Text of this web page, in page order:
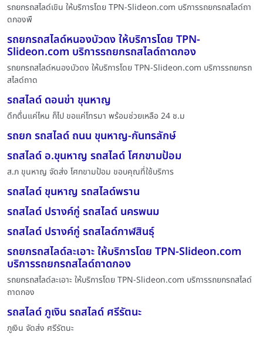
รถยกรถสไลด์เขิน ให้บริการโดย TPN-Slideon.com บริการรถยกรถสไลด์ถา
ดกองพื
รถยกรถสไลด์หนองบัวดง ให้บริการโดย TPN-
Slideon.com บริการรถยกรถสไลด์ถาดกอง
รถยกรถสไลด์หนองบัวดง ให้บริการโดย TPN-Slideon.com บริการรถยกรถ
สไลด์ถาด
รถสไลด์ ดอนข่า ขุนหาญ
ดึกดื่นแค่ไหน ก็ไป ขอแค่โทรมา พร้อมช่วยเหลือ 24 ช.ม
รถยก รถสไลด์ ถนน ขุนหาญ-กันทรลักษ์
รถสไลด์ อ.ขุนหาญ รถสไลด์ โศกขามป้อม
ส.ภ ขุนหาญ จัดส่ง โศกขามป้อม ขอบคุณที่ใช้บริการ
รถสไลด์ ขุนหาญ รถสไลด์พราน
รถสไลด์ ปรางค์กู่ รถสไลด์ นครพนม
รถสไลด์ ปรางค์กู่ รถสไลด์กาฬสินธุ์
รถยกรถสไลด์ละเอาะ ให้บริการโดย TPN-Slideon.com
บริการรถยกรถสไลด์ถาดกอง
รถยกรถสไลด์ละเอาะ ให้บริการโดย TPN-Slideon.com บริการรถยกรถสไลด์
ถาดกอง
รถสไลด์ ภูเงิน รถสไลด์ ศรีรัตนะ
ภูเงิน จัดส่ง ศรีรัตนะ